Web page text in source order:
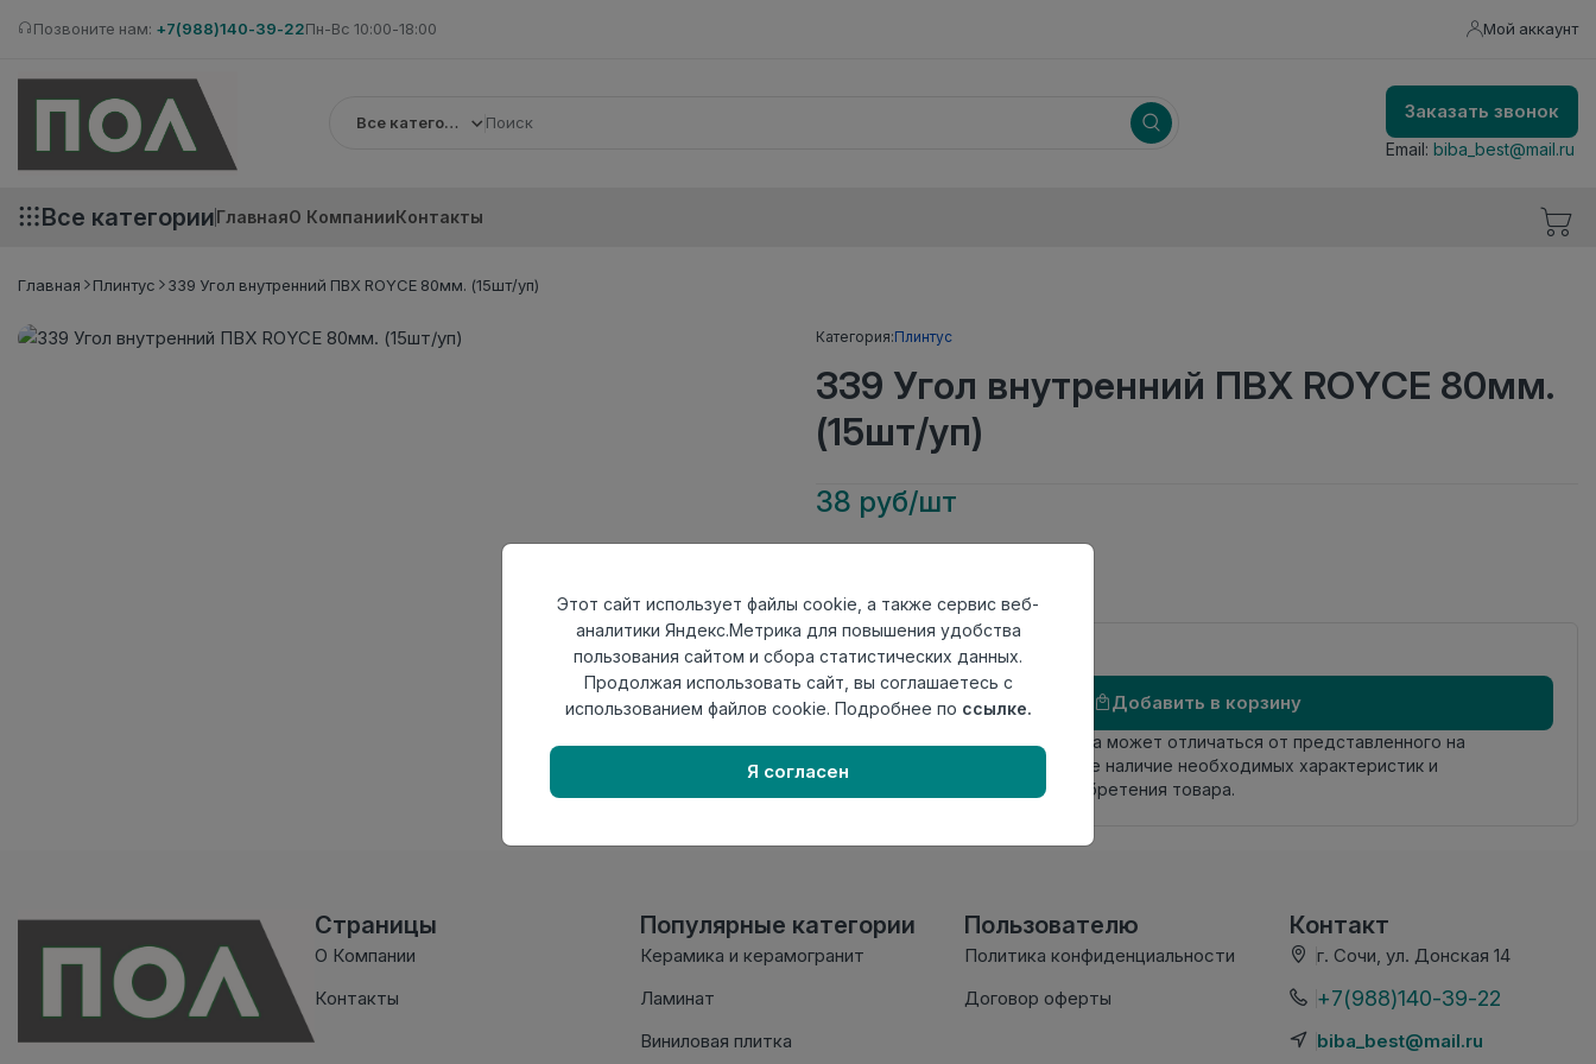
Позвоните нам: +7(988)140-39-22Пн-Вс 10:00-18:00 Мой аккаунт
Все категории
Заказать звонок
Email: biba_best@mail.ru
Все категорииГлавнаяО КомпанииКонтакты
Главная Плинтус 339 Угол внутренний ПВХ ROYCE 80мм. (15шт/уп)
Категория:Плинтус
339 Угол внутренний ПВХ ROYCE 80мм.
(15шт/уп)
38 руб/шт
Материал
ПВХ
Осталось139 шт
Добавить в корзину
Внимание! Внешний вид товара может отличаться от представленного на
настоящем сайте. Проверяйте наличие необходимых характеристик и
комплектации в момент приобретения товара.
Страницы
О Компании
Контакты
Популярные категории
Керамика и керамогранит
Ламинат
Виниловая плитка
Пользователю
Политика конфиденциальности
Договор оферты
Контакт
г. Сочи, ул. Донская 14
+7(988)140-39-22
biba_best@mail.ru
Этот сайт использует файлы cookie, а также сервис веб-
аналитики Яндекс.Метрика для повышения удобства
пользования сайтом и сбора статистических данных.
Продолжая использовать сайт, вы соглашаетесь с
использованием файлов cookie. Подробнее по ссылке.
Я согласен